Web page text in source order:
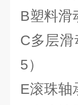
B塑料滑
C多层
5）
E滚珠轴